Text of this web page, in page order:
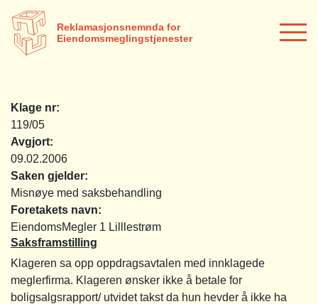
Reklamasjonsnemnda for
Eiendomsmeglingstjenester
Klage nr:
119/05
Avgjort:
09.02.2006
Saken gjelder:
Misnøye med saksbehandling
Foretakets navn:
EiendomsMegler 1 Lilllestrøm
Saksframstilling
Klageren sa opp oppdragsavtalen med innklagede
meglerfirma. Klageren ønsker ikke å betale for
boligsalgsrapport/ utvidet takst da hun hevder å ikke ha